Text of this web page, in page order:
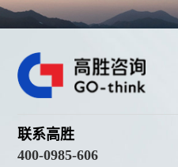
联系高胜
400-0985-606